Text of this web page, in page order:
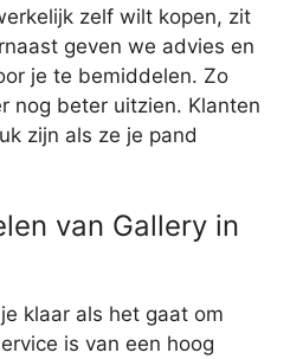
zelf wilt kopen, zit
geven we advies en
je te bemiddelen. Zo
nog beter uitzien. Klanten
zijn als ze je pand
van Gallery in
klaar als het gaat om
is van een hoog